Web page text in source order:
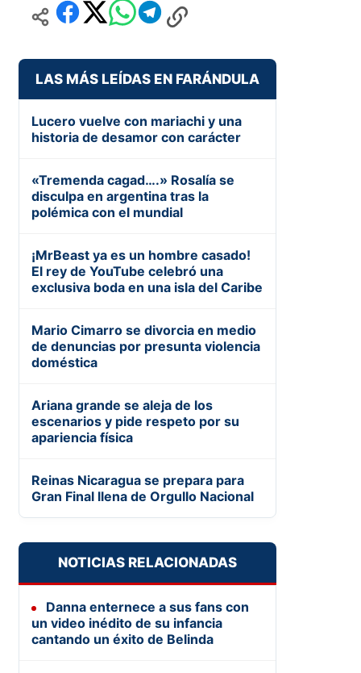
LAS MÁS LEÍDAS EN FARÁNDULA
Lucero vuelve con mariachi y una
historia de desamor con carácter
«Tremenda cagad….» Rosalía se
disculpa en argentina tras la
polémica con el mundial
¡MrBeast ya es un hombre casado!
El rey de YouTube celebró una
exclusiva boda en una isla del Caribe
Mario Cimarro se divorcia en medio
de denuncias por presunta violencia
doméstica
Ariana grande se aleja de los
escenarios y pide respeto por su
apariencia física
Reinas Nicaragua se prepara para
Gran Final llena de Orgullo Nacional
NOTICIAS RELACIONADAS
Danna enternece a sus fans con
un video inédito de su infancia
cantando un éxito de Belinda